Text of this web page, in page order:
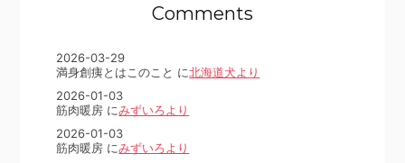
Comments
2026-03-29
満身創痍とはこのこと に北海道犬より
2026-01-03
筋肉暖房 にみずいろより
2026-01-03
筋肉暖房 にみずいろより